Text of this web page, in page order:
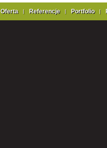
Oferta Referencje Portfolio